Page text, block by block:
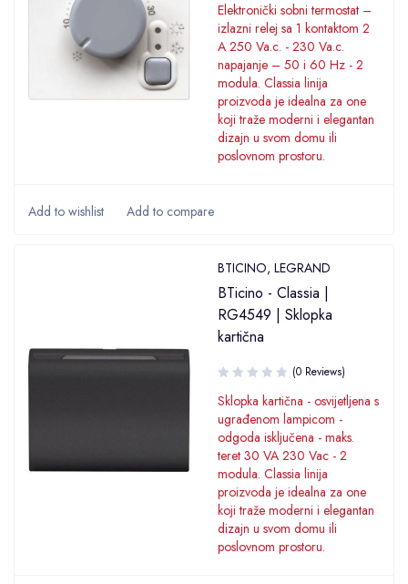
Elektronički sobni termostat –
izlazni relej sa 1 kontaktom 2
A 250 Va.c. - 230 Va.c.
napajanje – 50 i 60 Hz - 2
modula. Classia linija
proizvoda je idealna za one
koji traže moderni i elegantan
dizajn u svom domu ili
poslovnom prostoru.
BTICINO, LEGRAND
BTicino - Classia |
RG4549 | Sklopka
kartična
(0 Reviews)
Sklopka kartična - osvijetljena s
ugrađenom lampicom -
odgoda isključena - maks.
teret 30 VA 230 Vac - 2
modula. Classia linija
proizvoda je idealna za one
koji traže moderni i elegantan
dizajn u svom domu ili
poslovnom prostoru.